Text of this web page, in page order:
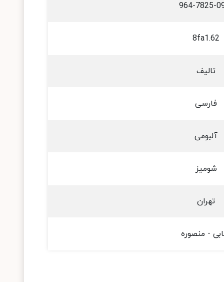
964-7825-
8fa1.62
تالیف
فارسی
آلبومی
شومیز
تهران
- منصوره